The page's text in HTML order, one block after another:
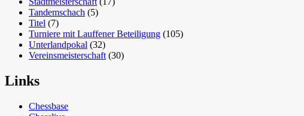
Tandemschach (5)
Titel (7)
Turniere mit Lauffener Beteiligung (105)
Unterlandpokal (32)
Vereinsmeisterschaft (30)
Links
Chessbase